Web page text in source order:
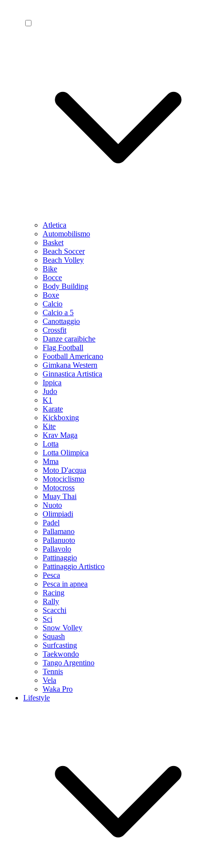
Atletica
Automobilismo
Basket
Beach Soccer
Beach Volley
Bike
Bocce
Body Building
Boxe
Calcio
Calcio a 5
Canottaggio
Crossfit
Danze caraibiche
Flag Football
Football Americano
Gimkana Western
Ginnastica Artistica
Ippica
Judo
K1
Karate
Kickboxing
Kite
Krav Maga
Lotta
Lotta Olimpica
Mma
Moto D'acqua
Motociclismo
Motocross
Muay Thai
Nuoto
Olimpiadi
Padel
Pallamano
Pallanuoto
Pallavolo
Pattinaggio
Pattinaggio Artistico
Pesca
Pesca in apnea
Racing
Rally
Scacchi
Sci
Snow Volley
Squash
Surfcasting
Taekwondo
Tango Argentino
Tennis
Vela
Waka Pro
Lifestyle